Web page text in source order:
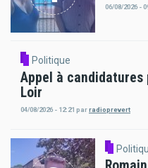
06/08/2026 -
Politique
Appel à candidatures
Loir
04/08/2026 - 12:21 parradioprevert